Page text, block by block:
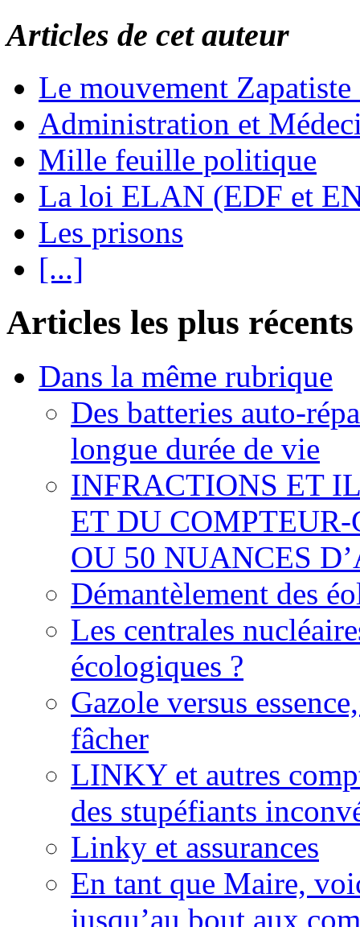
Articles de cet auteur
Le mouvement
Administration et
Mille feuille politique
La loi ELAN (EDF et
Les prisons
[...]
Articles les plus récents
Dans la même rubrique
Des batteries auto-
longue durée de vie
INFRACTIONS ET
ET DU
OU 50 NUANCES
Démantèlement des
Les centrales
écologiques ?
Gazole versus
fâcher
LINKY et autres
des stupéfiants
Linky et assurances
En tant que Maire,
jusqu’au bout aux